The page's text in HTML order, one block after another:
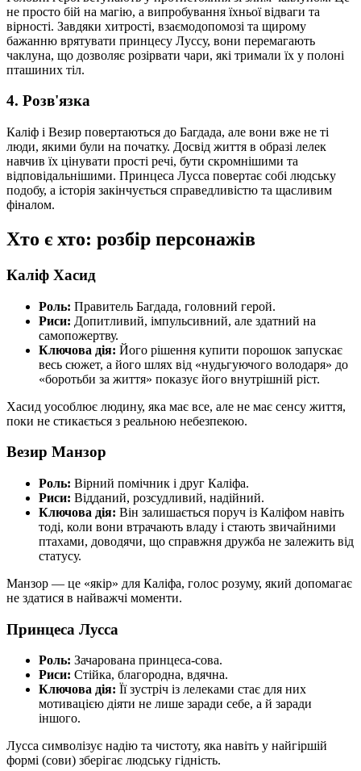
не просто бій на магію, а випробування їхньої відваги та
вірності. Завдяки хитрості, взаємодопомозі та щирому
бажанню врятувати принцесу Луссу, вони перемагають
чаклуна, що дозволяє розірвати чари, які тримали їх у полоні
пташиних тіл.
4. Розв'язка
Каліф і Везир повертаються до Багдада, але вони вже не ті
люди, якими були на початку. Досвід життя в образі лелек
навчив їх цінувати прості речі, бути скромнішими та
відповідальнішими. Принцеса Лусса повертає собі людську
подобу, а історія закінчується справедливістю та щасливим
фіналом.
Хто є хто: розбір персонажів
Каліф Хасид
Роль: Правитель Багдада, головний герой.
Риси: Допитливий, імпульсивний, але здатний на
самопожертву.
Ключова дія: Його рішення купити порошок запускає
весь сюжет, а його шлях від «нудьгуючого володаря» до
«боротьби за життя» показує його внутрішній ріст.
Хасид уособлює людину, яка має все, але не має сенсу життя,
поки не стикається з реальною небезпекою.
Везир Манзор
Роль: Вірний помічник і друг Каліфа.
Риси: Відданий, розсудливий, надійний.
Ключова дія: Він залишається поруч із Каліфом навіть
тоді, коли вони втрачають владу і стають звичайними
птахами, доводячи, що справжня дружба не залежить від
статусу.
Манзор — це «якір» для Каліфа, голос розуму, який допомагає
не здатися в найважчі моменти.
Принцеса Лусса
Роль: Зачарована принцеса-сова.
Риси: Стійка, благородна, вдячна.
Ключова дія: Її зустріч із лелеками стає для них
мотивацією діяти не лише заради себе, а й заради
іншого.
Лусса символізує надію та чистоту, яка навіть у найгіршій
формі (сови) зберігає людську гідність.